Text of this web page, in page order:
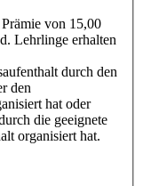
von 15,00
Lehrlinge erhalten
durch den
den
hat oder
die geeignete
organisiert hat.